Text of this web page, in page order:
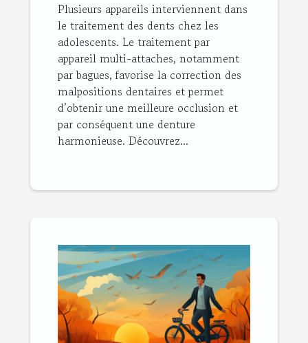
adultes ?
Plusieurs appareils interviennent dans
le traitement des dents chez les
adolescents. Le traitement par
appareil multi-attaches, notamment
par bagues, favorise la correction des
malpositions dentaires et permet
d’obtenir une meilleure occlusion et
par conséquent une denture
harmonieuse. Découvrez...